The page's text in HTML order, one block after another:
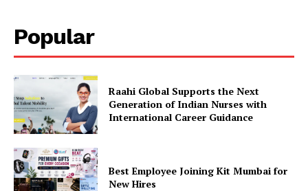
Popular
Raahi Global Supports the Next
Generation of Indian Nurses with
International Career Guidance
Best Employee Joining Kit Mumbai for
New Hires